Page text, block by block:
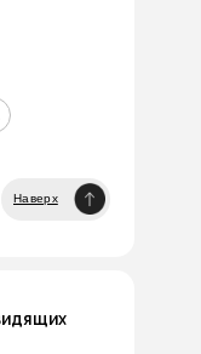
Наверх